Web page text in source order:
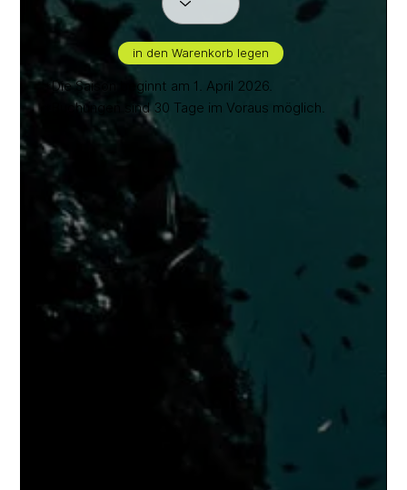
in den Warenkorb legen
*Die Saison beginnt am 1. April 2026.
*Buchungen sind 30 Tage im Voraus möglich.